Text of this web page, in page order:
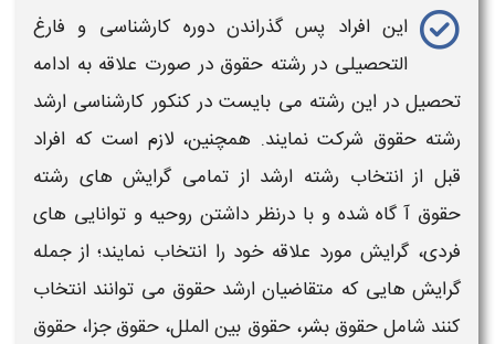
این افراد پس گذراندن دوره کارشناسی و فارغ
التحصیلی دررشته حقوقدر صورت علاقه به ادامه
تحصیل در این رشته می بایست در کنکور کارشناسی ارشد
رشته حقوق شرکت نمایند. همچنین، لازم است که افراد
قبل ازانتخاب رشته ارشد از تمامی گرایش های رشته
حقوق آ گاه شده و با درنظر داشتن روحیه و توانایی های
فردی، گرایش مورد علاقه خود را انتخاب نمایند؛ از جمله
گرایش هایی که متقاضیانارشد حقوق می توانند انتخاب
کنند شاملحقوق بشر، حقوق بین الملل، حقوق جزا، حقوق